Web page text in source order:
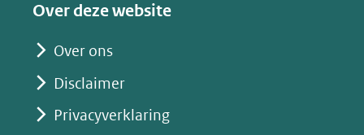
Over deze website
Over ons
Disclaimer
Privacyverklaring